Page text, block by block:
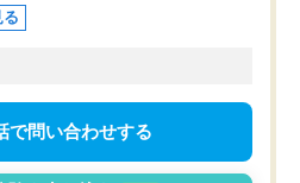
も無くなっ
数学も追加
高校受験に
で問い合わせする